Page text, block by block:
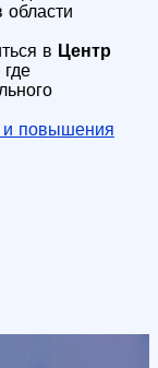
области
в Центр
где
и повышения